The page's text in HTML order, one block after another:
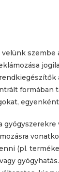
szembe
formában
(pl.